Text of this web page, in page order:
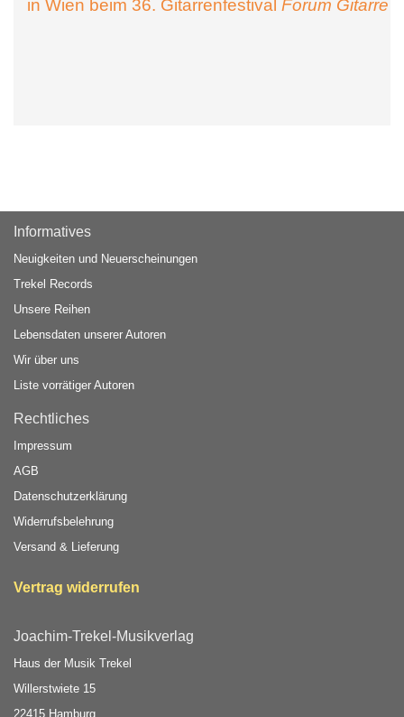
in Wien beim 36. Gitarrenfestival Forum Gitarre
Informatives
Neuigkeiten und Neuerscheinungen
Trekel Records
Unsere Reihen
Lebensdaten unserer Autoren
Wir über uns
Liste vorrätiger Autoren
Rechtliches
Impressum
AGB
Datenschutzerklärung
Widerrufsbelehrung
Versand & Lieferung
Vertrag widerrufen
Joachim-Trekel-Musikverlag
Haus der Musik Trekel
Willerstwiete 15
22415 Hamburg